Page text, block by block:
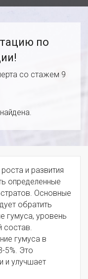
по
со стажем 9
и развития
определенные
Основные
обратить
гумуса, уровень
состав.
гумуса в
5%. Это
и улучшает